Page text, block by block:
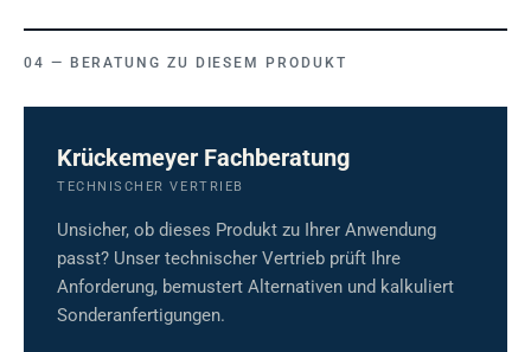
BERATUNG ZU DIESEM PRODUKT
Krückemeyer Fachberatung
TECHNISCHER VERTRIEB
Unsicher, ob dieses Produkt zu Ihrer Anwendung
passt? Unser technischer Vertrieb prüft Ihre
Anforderung, bemustert Alternativen und kalkuliert
Sonderanfertigungen.